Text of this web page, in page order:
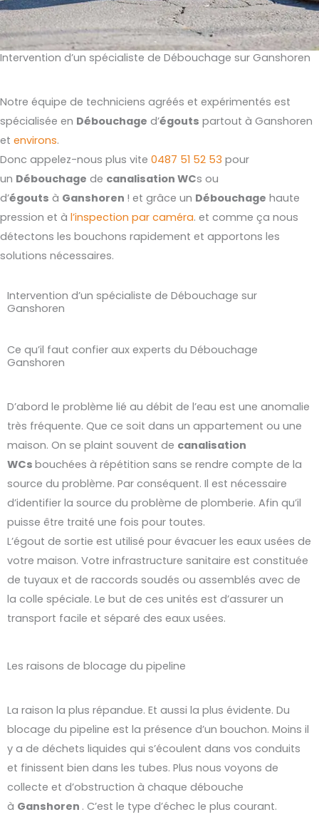
Intervention d’un spécialiste de Débouchage sur Ganshoren
Notre équipe de techniciens agréés et expérimentés est
spécialisée en Débouchage d’égouts partout à Ganshoren
et environs.
Donc appelez-nous plus vite 0487 51 52 53 pour
un Débouchage de canalisation WCs ou
d’égouts à Ganshoren ! et grâce un Débouchage haute
pression et à l’inspection par caméra. et comme ça nous
détectons les bouchons rapidement et apportons les
solutions nécessaires.
Intervention d’un spécialiste de Débouchage sur
Ganshoren
Ce qu’il faut confier aux experts du Débouchage
Ganshoren
D’abord le problème lié au débit de l’eau est une anomalie
très fréquente. Que ce soit dans un appartement ou une
maison. On se plaint souvent de canalisation
WCs bouchées à répétition sans se rendre compte de la
source du problème. Par conséquent. Il est nécessaire
d’identifier la source du problème de plomberie. Afin qu’il
puisse être traité une fois pour toutes.
L’égout de sortie est utilisé pour évacuer les eaux usées de
votre maison. Votre infrastructure sanitaire est constituée
de tuyaux et de raccords soudés ou assemblés avec de
la colle spéciale. Le but de ces unités est d’assurer un
transport facile et séparé des eaux usées.
Les raisons de blocage du pipeline
La raison la plus répandue. Et aussi la plus évidente. Du
blocage du pipeline est la présence d’un bouchon. Moins il
y a de déchets liquides qui s’écoulent dans vos conduits
et finissent bien dans les tubes. Plus nous voyons de
collecte et d’obstruction à chaque débouche
à Ganshoren . C’est le type d’échec le plus courant.